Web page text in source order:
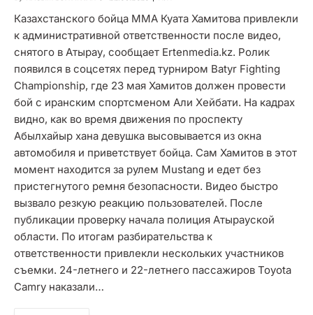
Казахстанского бойца ММА Куата Хамитова привлекли
к административной ответственности после видео,
снятого в Атырау, сообщает Ertenmedia.kz. Ролик
появился в соцсетях перед турниром Batyr Fighting
Championship, где 23 мая Хамитов должен провести
бой с иранским спортсменом Али Хейбати. На кадрах
видно, как во время движения по проспекту
Абылхайыр хана девушка высовывается из окна
автомобиля и приветствует бойца. Сам Хамитов в этот
момент находится за рулем Mustang и едет без
пристегнутого ремня безопасности. Видео быстро
вызвало резкую реакцию пользователей. После
публикации проверку начала полиция Атырауской
области. По итогам разбирательства к
ответственности привлекли нескольких участников
съемки. 24-летнего и 22-летнего пассажиров Toyota
Camry наказали…